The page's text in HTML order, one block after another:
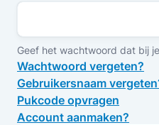
Geef het wachtwoord dat bij
Wachtwoord vergeten?
Gebruikersnaam
Pukcode opvragen
Account aanmaken?